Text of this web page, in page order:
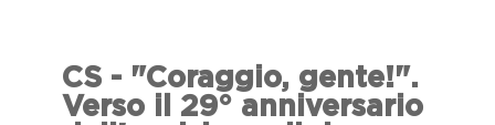
CS - "Coraggio, gente!".
Verso il 29° anniversario